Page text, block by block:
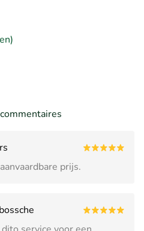
prijs.